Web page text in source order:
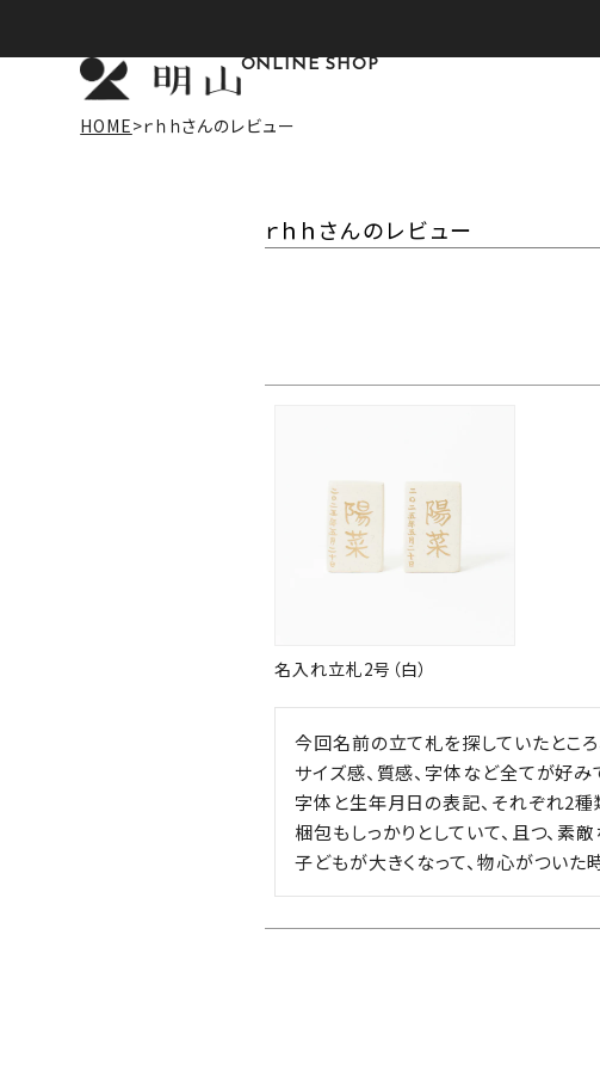
ONLINE SHOP
HOME ｒｈｈさんのレビュー
ｒｈｈさんのレビュー
名入れ立札2号（白）
今回名前の立て札を探していたところ
サイズ感、質感、字体など全てが好み
字体と生年月日の表記、それぞれ2
梱包もしっかりとしていて、且つ、
子どもが大きくなって、物心がついた